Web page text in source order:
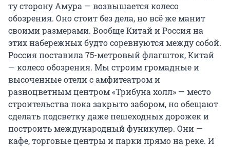
ту сторону Амура — возвышается колесо
обозрения. Оно стоит без дела, но всё же манит
своими размерами. Вообще Китай и Россия на
этих набережных будто соревнуются между собой.
Россия поставила 75-метровый флагшток, Китай
— колесо обозрения. Мы строим громадные и
высоченные отели с амфитеатром и
разноцветным центром «Трибуна холл» — место
строительства пока закрыто забором, но обещают
сделать подсветку даже пешеходных дорожек и
построить международный фуникулер. Они —
кафе, торговые центры и парки прямо на реке. И